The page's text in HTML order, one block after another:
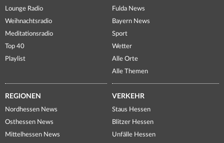
Lounge Radio
Weihnachtsradio
Meditationsradio
Top 40
Playlist
Fulda News
Bayern News
Sport
Wetter
Alle Orte
Alle Themen
REGIONEN
Nordhessen News
Osthessen News
Mittelhessen News
VERKEHR
Staus Hessen
Blitzer Hessen
Unfälle Hessen